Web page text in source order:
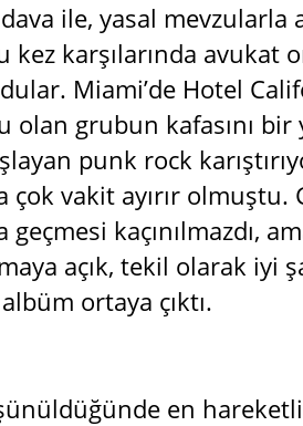
ile, yasal mevzularla
kez karşılarında avukat
Miami’de Hotel
olan grubun kafasını
punk rock
çok vakit ayırır
kaçınılmazdı,
açık, tekil olarak iyi
ortaya çıktı.
en